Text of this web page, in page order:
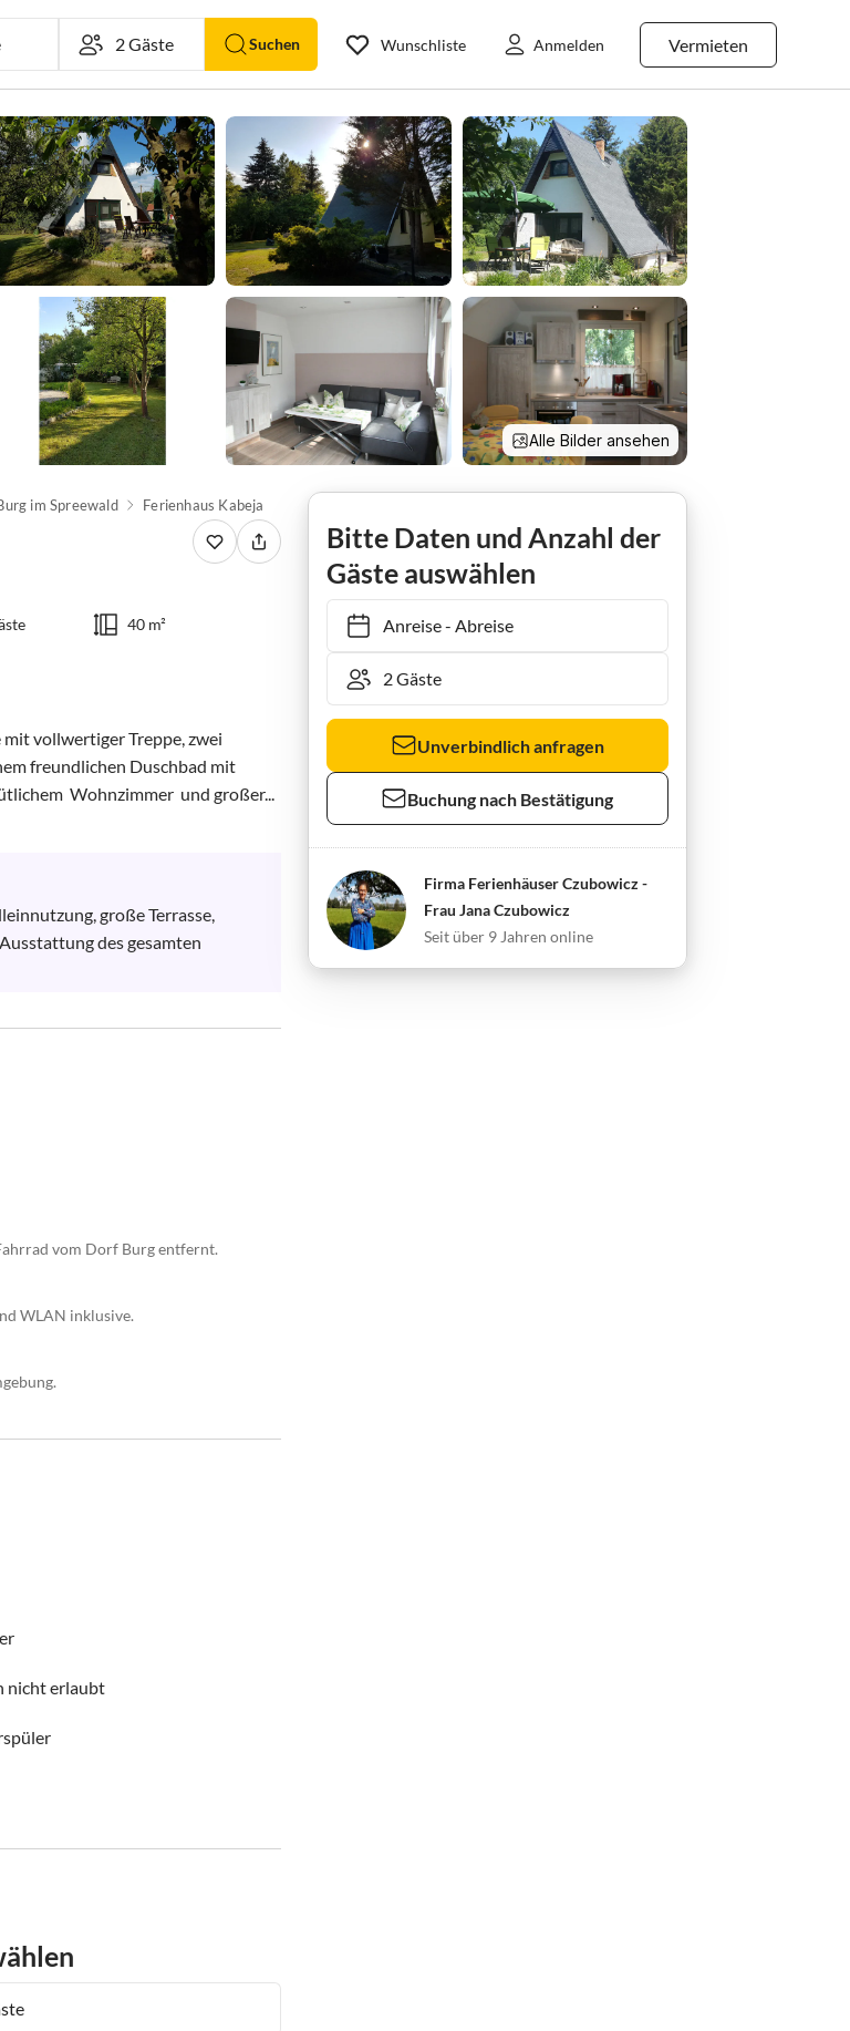
Suchen Vermieten
Wunschliste Anmelden
Alle Bilder ansehen
im Spreewald Ferienhaus Kabeja
40 m²
vollwertiger Treppe, zwei
freundlichen Duschbad mit
Wohnzimmer  und großer...
große Terrasse,
des gesamten
vom Dorf Burg entfernt.
WLAN inklusive.
nicht erlaubt
Bitte Daten und Anzahl der
Gäste auswählen
Anreise- Abreise
Unverbindlich anfragen
Buchung nach Bestätigung
Firma Ferienhäuser Czubowicz -
Frau Jana Czubowicz
Seit über 9 Jahren online